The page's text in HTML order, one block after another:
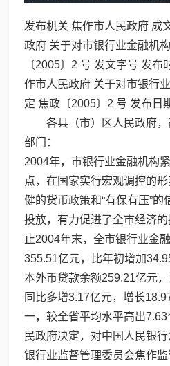
发布机关 焦作市人民政府 成
政府 关于对市银行业金融机
〔2005〕2 号 发文字号 发
作市人民政府 关于对市银行
定 焦政〔2005〕2 号 发布日
各县（市）区人民政府
部门：
2004年，市银行业金融机构
点，在国家实行宏观调控的
健的货币政策和“有保有压”
投放，有力促进了全市经济
止2004年末，全市银行业金
355.51亿元，比年初增加
本外币贷款余额259.21亿元，
同比多增3.17亿元，增长
一，较全省平均水平高出
民政府决定，对中国人民银
银行业监督管理委员会焦作